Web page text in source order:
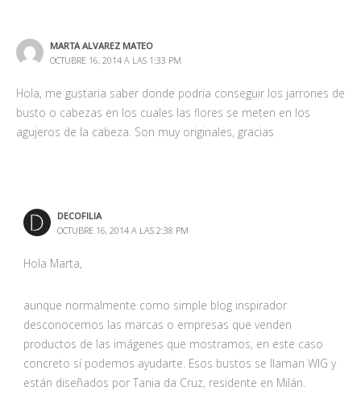
MARTA ALVAREZ MATEO
OCTUBRE 16, 2014 A LAS 1:33 PM
Hola, me gustaria saber donde podria conseguir los jarrones de
busto o cabezas en los cuales las flores se meten en los
agujeros de la cabeza. Son muy originales, gracias
DECOFILIA
OCTUBRE 16, 2014 A LAS 2:38 PM
Hola Marta,
aunque normalmente como simple blog inspirador
desconocemos las marcas o empresas que venden
productos de las imágenes que mostramos, en este caso
concreto sí podemos ayudarte. Esos bustos se llaman WIG y
están diseñados por Tania da Cruz, residente en Milán.